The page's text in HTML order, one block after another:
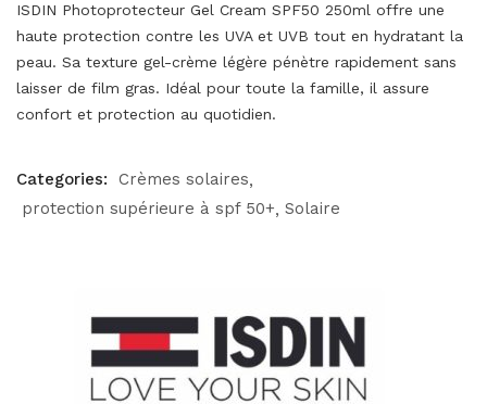
ISDIN Photoprotecteur Gel Cream SPF50 250ml offre une
haute protection contre les UVA et UVB tout en hydratant la
peau. Sa texture gel-crème légère pénètre rapidement sans
laisser de film gras. Idéal pour toute la famille, il assure
confort et protection au quotidien.
Categories:
Crèmes solaires
protection supérieure à spf 50+ Solaire